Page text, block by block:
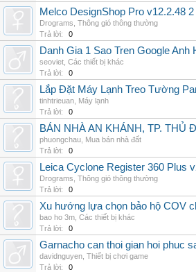
Melco DesignShop Pro v12.2.48 2
Drograms Thông gió thông thường
Trả lời:
0
Danh Gia 1 Sao Tren Google
seoviet Các thiết bị khác
Trả lời:
0
Lắp Đặt Máy Lạnh Treo Tường
tinhtrieuan Máy lạnh
Trả lời:
0
BÁN NHÀ AN KHÁNH, TP. THỦ
phuongchau Mua bán nhà đất
Trả lời:
0
Leica Cyclone Register 360 Plus
Drograms Thông gió thông thường
Trả lời:
0
Xu hướng lựa chọn bảo hộ COV
bao ho 3m Các thiết bị khác
Trả lời:
0
Garnacho can thoi gian hoi phuc
davidnguyen Thiết bị chơi game
Trả lời:
0